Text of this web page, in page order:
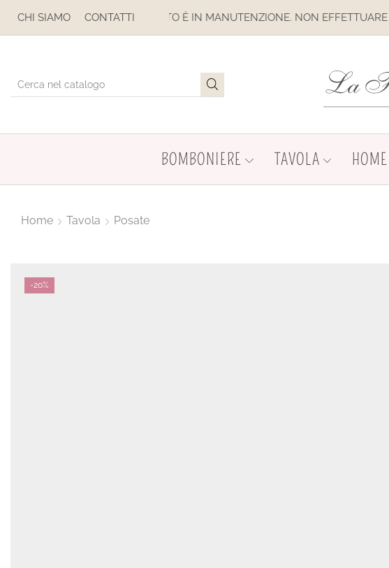
CHI SIAMO CONTATTI
NON EFFETTUARE ACQUISTI. LE SPEDIZIONI SONO SOSPESE
BOMBONIERE TAVOLA
Home Tavola Posate
-20%